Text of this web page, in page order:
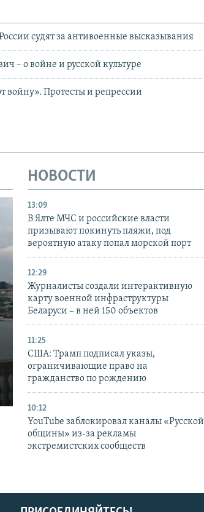
судят за антивоенные высказывания
– о войне и русской культуре
Протесты и репрессии
НОВОСТИ
13:09
В Ялте МЧС и российские власти
призывают покинуть пляжи, под
вероятную атаку попал морской порт
12:29
Журналисты создали интерактивную
карту военной инфраструктуры
Беларуси – в ней 150 объектов
11:25
США: Трамп подписал указы,
ограничивающие право на
гражданство по рождению
10:12
YouTube заблокировал каналы «Русской
общины» из-за рекламы
экстремистских сообществ